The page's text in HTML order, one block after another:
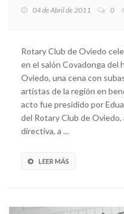
04 de Abril de 2011 0
Rotary Club de Oviedo
en el salón Covadonga del
Oviedo, una cena con
artistas de la región en
acto fue presidido por
del Rotary Club de
directiva, a ...
LEER MÁS